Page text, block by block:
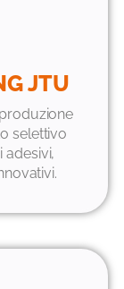
JTU
selettivo
adesivi,